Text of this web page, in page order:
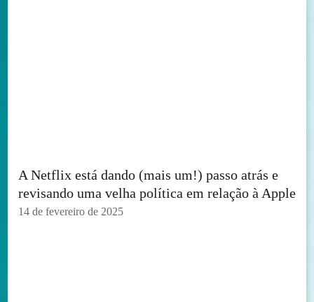
A Netflix está dando (mais um!) passo atrás e
revisando uma velha política em relação à Apple
14 de fevereiro de 2025